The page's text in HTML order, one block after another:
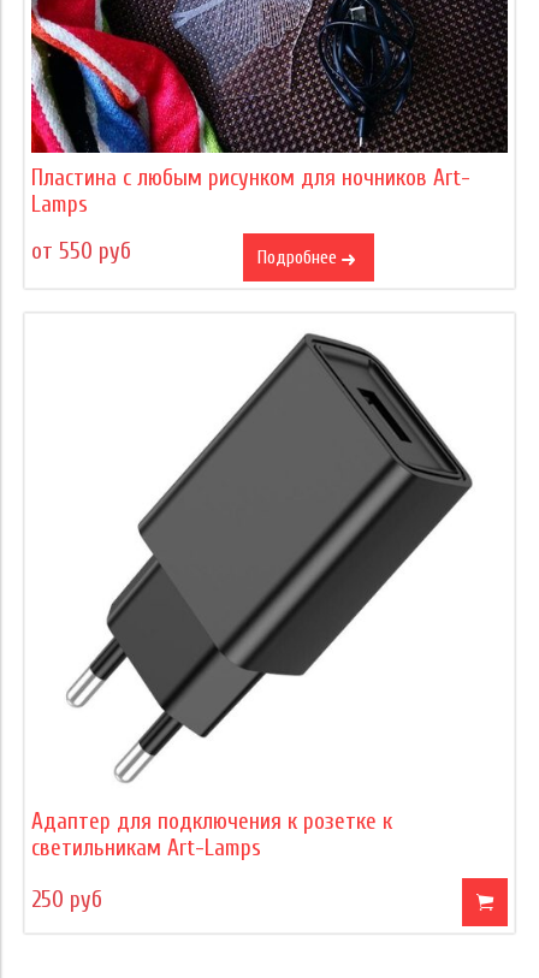
Пластина с любым рисунком для ночников Art-
Lamps
от 550 руб
Подробнее
Адаптер для подключения к розетке к
светильникам Art-Lamps
250 руб